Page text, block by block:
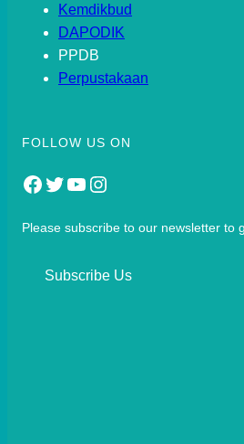
Kemdikbud
DAPODIK
PPDB
Perpustakaan
FOLLOW US ON
Facebook Twitter YouTube Instagram
Please subscribe to our newsletter to
Subscribe Us